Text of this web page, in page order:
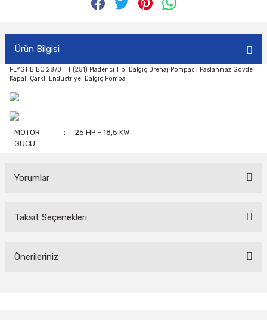
Ürün Bilgisi
FLYGT BIBO 2870 HT (251) Madenci Tipi Dalgıç Drenaj Pompası, Paslanmaz Gövde
Kapalı Çarklı Endüstriyel Dalgıç Pompa
MOTOR
GÜCÜ
: 25 HP - 18,5 KW
Yorumlar
Bu ürüne ilk yorumu siz yapın!
Taksit Seçenekleri
Önerileriniz